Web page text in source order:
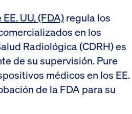
UU. (FDA)regula los
en los
Radiológica (CDRH) es
de su supervisión. Pure
médicos en los EE.
de la FDA para su